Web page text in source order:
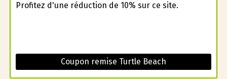
Profitez d'une réduction de 10% sur ce site.
Coupon remise Turtle Beach